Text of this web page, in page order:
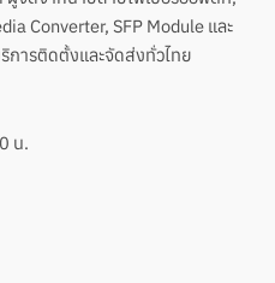
Converter, SFP Module และ
ารติดตั้งและจัดส่งทั่วไทย
น.